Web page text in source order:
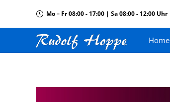
Mo – Fr 08:00 - 17:00 | Sa 08:00 - 12:00 Uhr
Home